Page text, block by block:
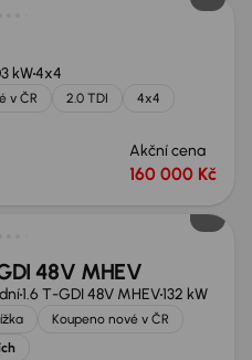
kW4x4
v ČR 2.0 TDI
4x4
Akční cena
160 000 Kč
48V MHEV
1.6 T-GDI 48V MHEV132 kW
Koupeno nové v ČR